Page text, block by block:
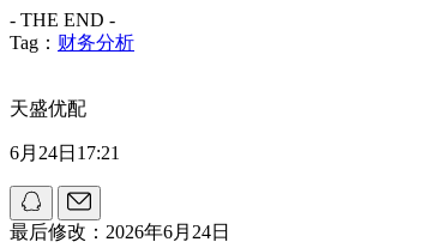
- THE END -
Tag： 财务分析
天盛优配
6月24日17:21
最后修改：2026年6月24日